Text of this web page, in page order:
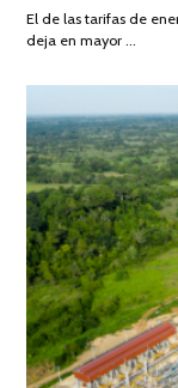
El de las tarifas de
deja en mayor …